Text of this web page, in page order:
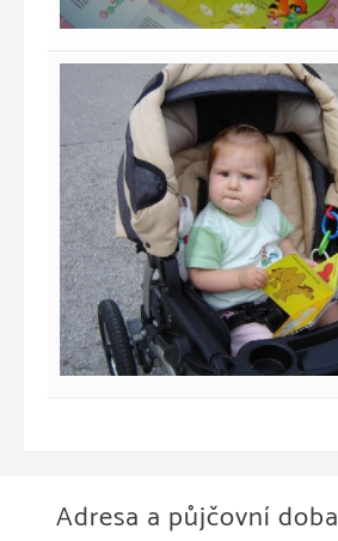
Adresa a půjčovní doba